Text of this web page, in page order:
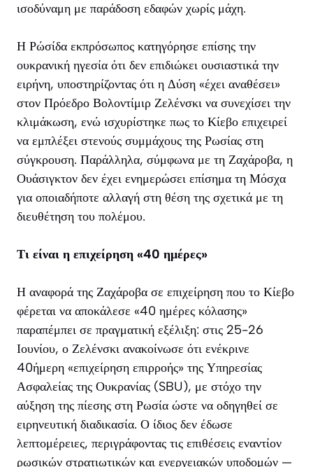
ισοδύναμη με παράδοση εδαφών χωρίς μάχη.
Η Ρώσίδα εκπρόσωπος κατηγόρησε επίσης την
ουκρανική ηγεσία ότι δεν επιδιώκει ουσιαστικά την
ειρήνη, υποστηρίζοντας ότι η Δύση «έχει αναθέσει»
στον Πρόεδρο Βολοντίμιρ Ζελένσκι να συνεχίσει την
κλιμάκωση, ενώ ισχυρίστηκε πως το Κίεβο επιχειρεί
να εμπλέξει στενούς συμμάχους της Ρωσίας στη
σύγκρουση. Παράλληλα, σύμφωνα με τη Ζαχάροβα, η
Ουάσιγκτον δεν έχει ενημερώσει επίσημα τη Μόσχα
για οποιαδήποτε αλλαγή στη θέση της σχετικά με τη
διευθέτηση του πολέμου.
Τι είναι η επιχείρηση «40 ημέρες»
Η αναφορά της Ζαχάροβα σε επιχείρηση που το Κίεβο
φέρεται να αποκάλεσε «40 ημέρες κόλασης»
παραπέμπει σε πραγματική εξέλιξη: στις 25-26
Ιουνίου, ο Ζελένσκι ανακοίνωσε ότι ενέκρινε
40ήμερη «επιχείρηση επιρροής» της Υπηρεσίας
Ασφαλείας της Ουκρανίας (SBU), με στόχο την
αύξηση της πίεσης στη Ρωσία ώστε να οδηγηθεί σε
ειρηνευτική διαδικασία. Ο ίδιος δεν έδωσε
λεπτομέρειες, περιγράφοντας τις επιθέσεις εναντίον
ρωσικών στρατιωτικών και ενεργειακών υποδομών —